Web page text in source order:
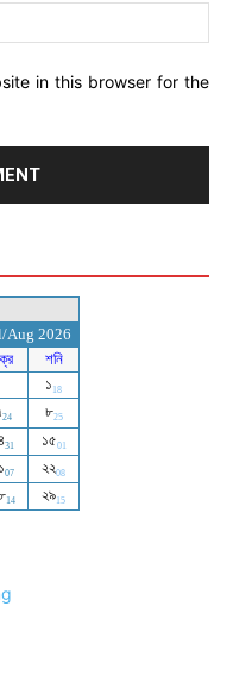
in this browser for the